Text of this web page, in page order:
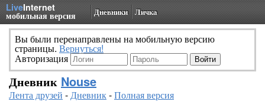
LiveInternet
мобильная версия Дневники Личка
Вы были перенаправлены на мобильную версию
страницы. Вернуться!
Авторизация
Дневник Nouse
Лента друзей -Дневник-Полная версия